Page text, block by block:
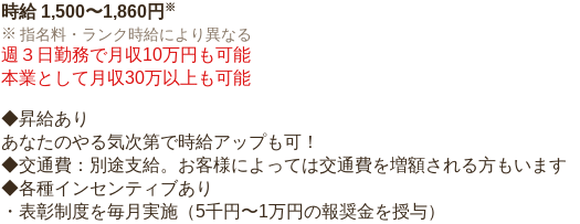
時給 1,500〜1,860円 ※
指名料・ランク時給により異なる
週３日勤務で月収10万円も可能
本業として月収30万以上も可能
◆昇給あり
あなたのやる気次第で時給アップも可！
◆交通費：別途支給。お客様によっては交通費を増額される方もいます
◆各種インセンティブあり
・表彰制度を毎月実施（5千円〜1万円の報奨金を授与）